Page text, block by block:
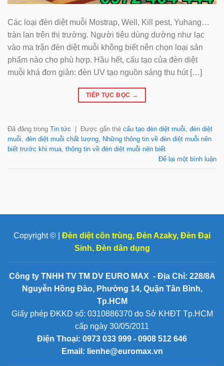
Các loại đèn diệt muỗi Mostrap, Well, Kill pest, Yuhang…
tràn lan trên thị trường. Người tiêu dùng dường như lạc
vào ma trận đèn diệt muỗi không biết nên chọn loại sản
phẩm nào cho phù hợp. Hầu hết, cấu tạo của đèn diệt
muỗi khá đơn giản: đèn UV tạo nguồn sáng thu hút […]
TIẾP TỤC ĐỌC →
Đã đăng trong Tin tức Được gắn thẻ cấu tạo đèn diệt muỗi, đèn diệt
muỗi, đèn diệt muỗi chất lượng, Những thông tin về đèn diệt muỗi nên
biết trước khi mua, thông tin về đèn diệt muỗi nên biết
Để lại một bình luận
Copyright © | Đèn diệt côn trùng, Đèn Azaky, Đèn Đại
Sinh, Đèn dân dụng
Công ty TNHH TV TM DV EURO MAX - Địa Chỉ: 228/8A
Nguyễn Hồng Đào, Phường 14, Quận Tân Bình,
Tp.HCM
Giấy phép ĐKKD số: 0310886370 do Sở KHĐT Tp.HCM
cấp ngày 30/05/2011
Điện Thoại: 0973 033 999 - 0908 512 646
Email: lienhe@euromax.vn